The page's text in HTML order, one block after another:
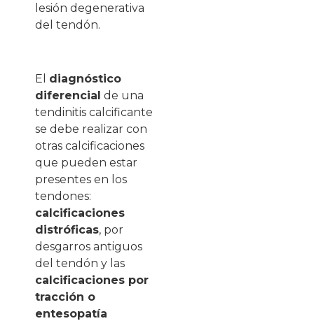
lesión degenerativa
del tendón.
El diagnóstico
diferencial de una
tendinitis calcificante
se debe realizar con
otras calcificaciones
que pueden estar
presentes en los
tendones:
calcificaciones
distróficas, por
desgarros antiguos
del tendón y las
calcificaciones por
tracción o
entesopatía